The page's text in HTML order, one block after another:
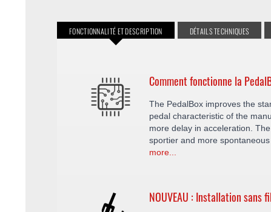
FONCTIONNALITÉ ET DESCRIPTION DÉTAILS TECHNIQUES
Comment fonctionne la
The PedalBox improves the
pedal characteristic of the
more delay in acceleration.
sportier and more
more...
NOUVEAU : Installation sans